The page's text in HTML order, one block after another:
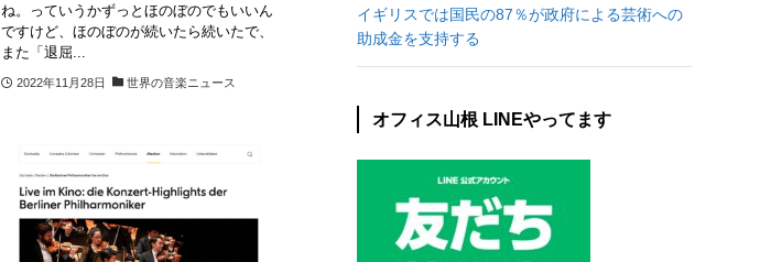
ね。っていうかずっとほのぼのでもいいん
ですけど、ほのぼのが続いたら続いたで、
また「退屈...
2022年11月28日 世界の音楽ニュース
イギリスでは国民の87％が政府による芸術への
助成金を支持する
オフィス山根 LINEやってます